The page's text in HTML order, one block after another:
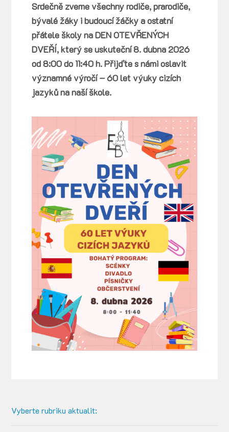
Srdečně zveme všechny rodiče, prarodiče,
bývalé žáky i budoucí žáčky a ostatní
přátele školy na DEN OTEVŘENÝCH
DVEŘÍ, který se uskuteční 8. dubna 2026
od 8:00 do 11:40 h. Přijďte s námi oslavit
významné výročí – 60 let výuky cizích
jazyků na naší škole.
Vyberte rubriku aktualit: